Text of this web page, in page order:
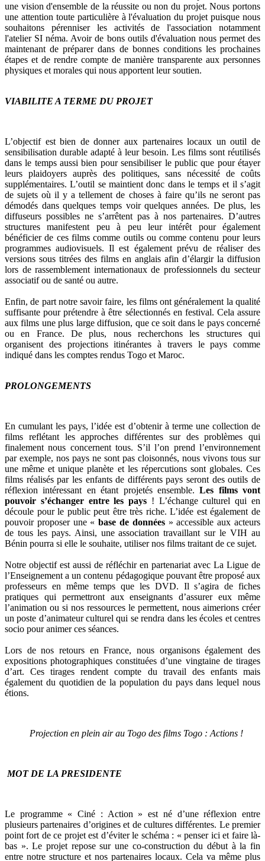
une vision d'ensemble de la réussite ou non du projet. Nous portons
une attention toute particulière à l'évaluation du projet puisque nous
souhaitons pérenniser les activités de l'association notamment
l'atelier SI néma. Avoir de bons outils d'évaluation nous permet des
maintenant de préparer dans de bonnes conditions les prochaines
étapes et de rendre compte de manière transparente aux personnes
physiques et morales qui nous apportent leur soutien.
VIABILITE A TERME DU PROJET
L’objectif est bien de donner aux partenaires locaux un outil de
sensibilisation durable adapté à leur besoin. Les films sont réutilisés
dans le temps aussi bien pour sensibiliser le public que pour étayer
leurs plaidoyers auprès des politiques, sans nécessité de coûts
supplémentaires. L’outil se maintient donc dans le temps et il s’agit
de sujets où il y a tellement de choses à faire qu’ils ne seront pas
démodés dans quelques temps voir quelques années. De plus, les
diffuseurs possibles ne s’arrêtent pas à nos partenaires. D’autres
structures manifestent peu à peu leur intérêt pour également
bénéficier de ces films comme outils ou comme contenu pour leurs
programmes audiovisuels. Il est également prévu de réaliser des
versions sous titrées des films en anglais afin d’élargir la diffusion
lors de rassemblement internationaux de professionnels du secteur
associatif ou de santé ou autre.
Enfin, de part notre savoir faire, les films ont généralement la qualité
suffisante pour prétendre à être sélectionnés en festival. Cela assure
aux films une plus large diffusion, que ce soit dans le pays concerné
ou en France. De plus, nous recherchons les structures qui
organisent des projections itinérantes à travers le pays comme
indiqué dans les comptes rendus Togo et Maroc.
PROLONGEMENTS
En cumulant les pays, l’idée est d’obtenir à terme une collection de
films reflétant les approches différentes sur des problèmes qui
finalement nous concernent tous. S’il l’on prend l’environnement
par exemple, nos pays ne sont pas cloisonnés, nous vivons tous sur
une même et unique planète et les répercutions sont globales. Ces
films réalisés par les enfants de différents pays seront des outils de
réflexion intéressant en étant projetés ensemble.Les films vont
pouvoir s’échanger entre les pays ! L’échange culturel qui en
découle pour le public peut être très riche. L’idée est également de
pouvoir proposer une « base de données» accessible aux acteurs
de tous les pays. Ainsi, une association travaillant sur le VIH au
Bénin pourra si elle le souhaite, utiliser nos films traitant de ce sujet.
Notre objectif est aussi de réfléchir en partenariat avec La Ligue de
l’Enseignement a un contenu pédagogique pouvant être proposé aux
professeurs en même temps que les DVD. Il s’agira de fiches
pratiques qui permettront aux enseignants d’assurer eux même
l’animation ou si nos ressources le permettent, nous aimerions créer
un poste d’animateur culturel qui se rendra dans les écoles et centres
socio pour animer ces séances.
Lors de nos retours en France, nous organisons également des
expositions photographiques constituées d’une vingtaine de tirages
d’art. Ces tirages rendent compte du travail des enfants mais
également du quotidien de la population du pays dans lequel nous
étions.
Projection en plein air au Togo des films Togo : Actions !
MOT DE LA PRESIDENTE
Le programme « Ciné : Action » est né d’une réflexion entre
plusieurs partenaires d’origines et de cultures différentes. Le premier
point fort de ce projet est d’éviter le schéma : « penser ici et faire là-
bas ». Le projet repose sur une co-construction du début à la fin
entre notre structure et nos partenaires locaux. Cela va même plus